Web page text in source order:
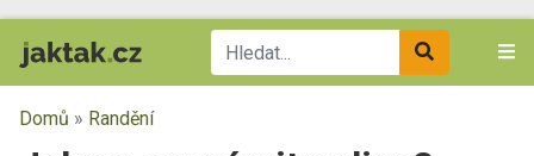
Domů » Randění